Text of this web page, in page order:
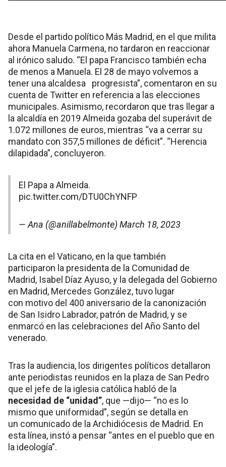
Desde el partido político Más Madrid, en el que milita
ahora Manuela Carmena, no tardaron en reaccionar
al irónico saludo. “El papa Francisco también echa
de menos a Manuela. El 28 de mayo volvemos a
tener una alcaldesa progresista”, comentaron en su
cuenta de Twitter en referencia a las elecciones
municipales. Asimismo, recordaron que tras llegar a
la alcaldía en 2019 Almeida gozaba del superávit de
1.072 millones de euros, mientras “va a cerrar su
mandato con 357,5 millones de déficit”. “Herencia
dilapidada”, concluyeron.
El Papa a Almeida.
pic.twitter.com/DTU0ChYNFP
— Ana (@anillabelmonte) March 18, 2023
La cita en el Vaticano, en la que también
participaron la presidenta de la Comunidad de
Madrid, Isabel Díaz Ayuso, y la delegada del Gobierno
en Madrid, Mercedes González, tuvo lugar
con motivo del 400 aniversario de la canonización
de San Isidro Labrador, patrón de Madrid, y se
enmarcó en las celebraciones del Año Santo del
venerado.
Tras la audiencia, los dirigentes políticos detallaron
ante periodistas reunidos en la plaza de San Pedro
que el jefe de la iglesia católica habló de la
necesidad de “unidad”, que —dijo— “no es lo
mismo que uniformidad”, según se detalla en
un comunicado de la Archidiócesis de Madrid. En
esta línea, instó a pensar “antes en el pueblo que en
la ideología”.